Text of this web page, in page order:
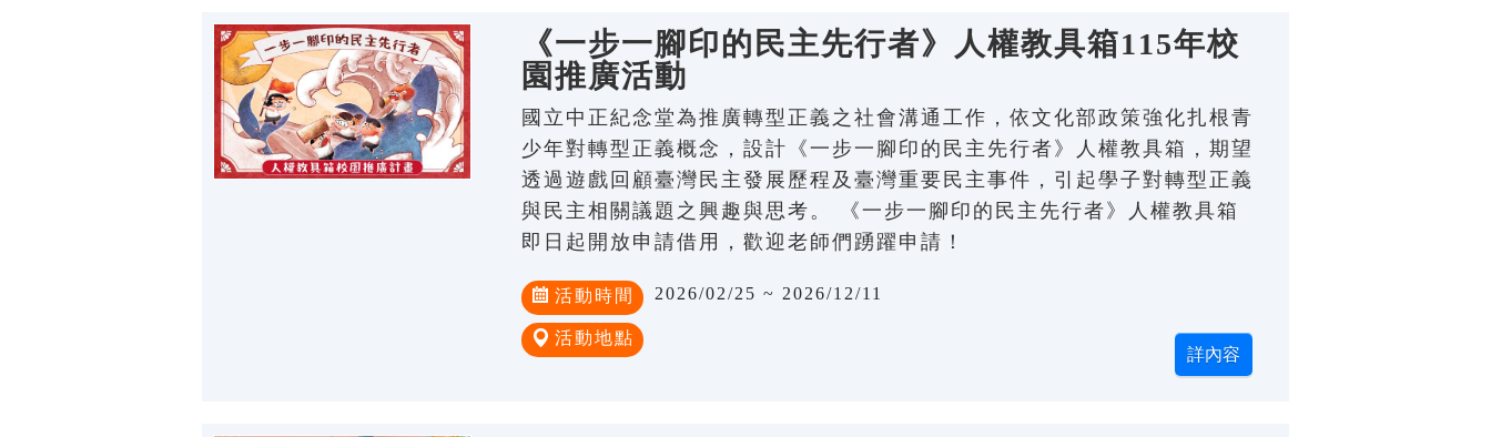
《一步一腳印的民主先行者》人權教具箱115年校
園推廣活動
國立中正紀念堂為推廣轉型正義之社會溝通工作，依文化部政策強化扎根青
少年對轉型正義概念，設計《一步一腳印的民主先行者》人權教具箱，期望
透過遊戲回顧臺灣民主發展歷程及臺灣重要民主事件，引起學子對轉型正義
與民主相關議題之興趣與思考。 《一步一腳印的民主先行者》人權教具箱
即日起開放申請借用，歡迎老師們踴躍申請！
活動時間 2026/02/25 ~ 2026/12/11
活動地點